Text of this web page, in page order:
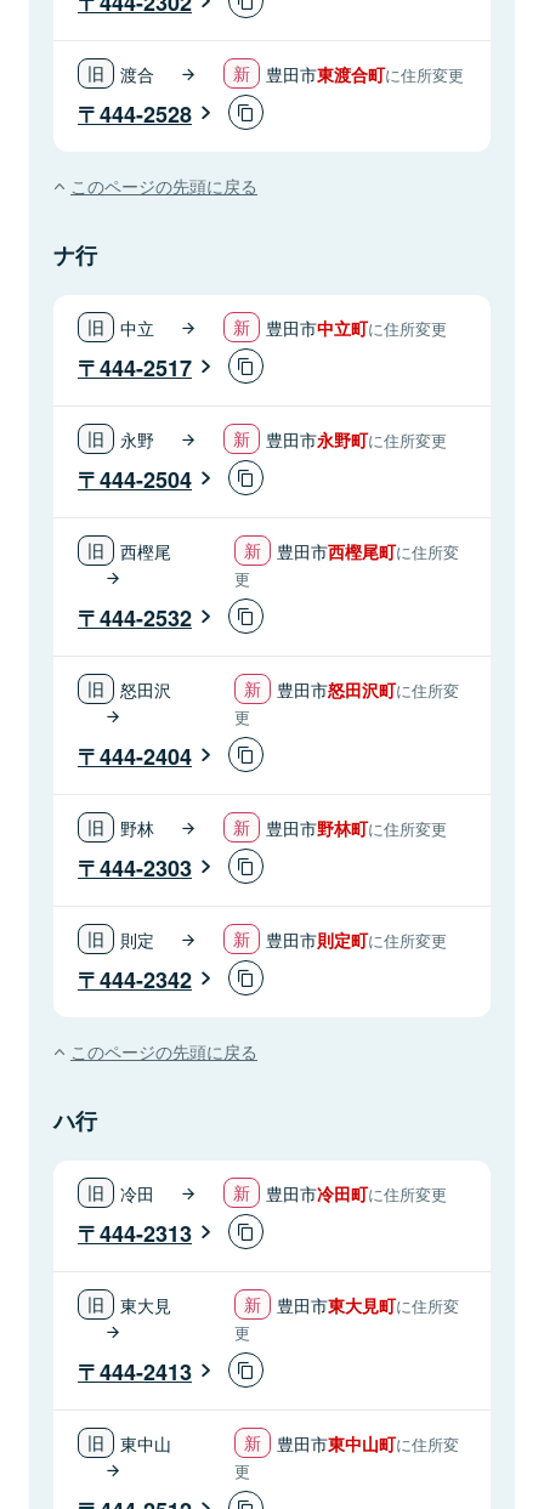
渡合 豊田市東渡合町に住所変更
444-2528
このページの先頭に戻る
ナ行
中立 豊田市中立町に住所変更
444-2517
永野 豊田市永野町に住所変更
444-2504
西樫尾 豊田市西樫尾町に住所変
更
444-2532
怒田沢 豊田市怒田沢町に住所変
更
444-2404
野林 豊田市野林町に住所変更
444-2303
則定 豊田市則定町に住所変更
444-2342
このページの先頭に戻る
ハ行
冷田 豊田市冷田町に住所変更
444-2313
東大見 豊田市東大見町に住所変
更
444-2413
東中山 豊田市東中山町に住所変
更